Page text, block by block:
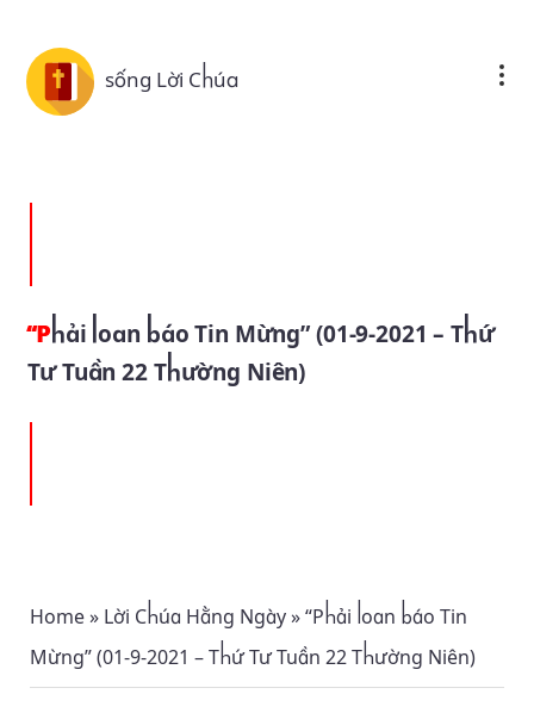
sống Lời Chúa
“Phải loan báo Tin Mừng” (01-9-2021 – Thứ
Tư Tuần 22 Thường Niên)
Home» Lời Chúa Hằng Ngày» “Phải loan báo Tin
Mừng” (01-9-2021 – Thứ Tư Tuần 22 Thường Niên)